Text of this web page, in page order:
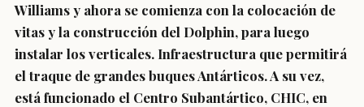
Williams y ahora se comienza con la colocación de
vitas y la construcción del Dolphin, para luego
instalar los verticales. Infraestructura que permitirá
el traque de grandes buques Antárticos. A su vez,
está funcionado el Centro Subantártico, CHIC, en